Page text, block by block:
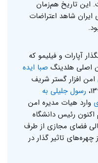
این تاریخ هم‌زمان
ایران شاهد اعتراضات
آپارات و فیلیمو که
اصلی هلدینگ صبا ایده
امن افزار گستر شریف
رسول جلیلی به
وارد هیات مدیره امن
رئیس دانشگاه
فضای مجازی از طرف
تاثیر گذار در